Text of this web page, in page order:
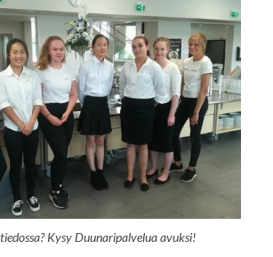
Kysy Duunaripalvelua avuksi!